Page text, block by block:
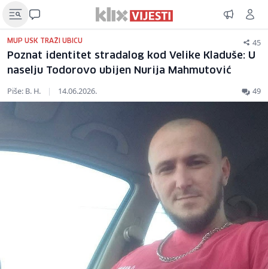
MUP USK TRAŽI UBICU 45
Poznat identitet stradalog kod Velike Kladuše: U
naselju Todorovo ubijen Nurija Mahmutović
Piše: B. H. | 14.06.2026. 49